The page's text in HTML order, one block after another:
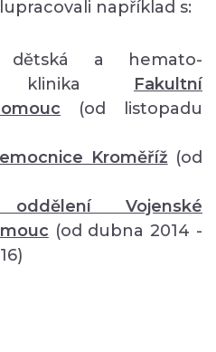
například s:
dětská a hemato-
klinika Fakultní
(od listopadu
Kroměříž (od
oddělení Vojenské
(od dubna 2014 -